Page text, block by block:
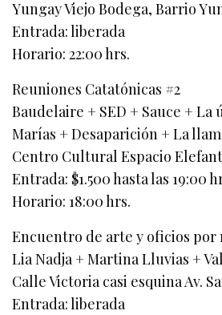
Yungay Viejo Bodega, Barrio
Entrada: liberada
Horario: 22:00 hrs.
Reuniones Catatónicas #2
Baudelaire + SED + Sauce + La
Marías + Desaparición + La
Centro Cultural Espacio
Entrada: $1.500 hasta las 19:00
Horario: 18:00 hrs.
Encuentro de arte y oficios por
Lia Nadja + Martina Lluvias +
Calle Victoria casi esquina Av.
Entrada: liberada